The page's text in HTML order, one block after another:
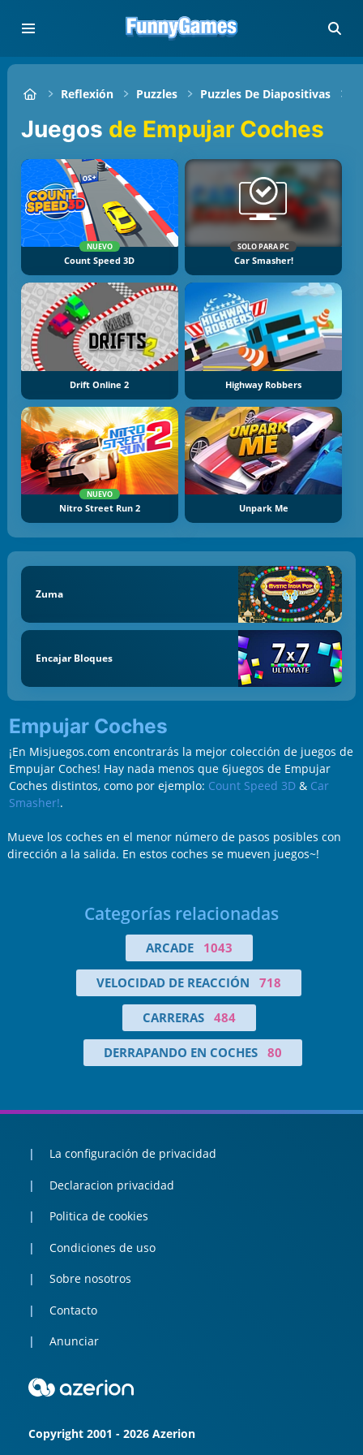
Reflexión Puzzles Puzzles De Diapositivas
Juegos de Empujar Coches
NUEVO
Count Speed 3D
SOLO PARA PC
Car Smasher!
Drift Online 2 Highway Robbers
NUEVO
Nitro Street Run 2 Unpark Me
Zuma
Encajar Bloques
Empujar Coches
¡En Misjuegos.com encontrarás la mejor colección de juegos de
Empujar Coches! Hay nada menos que 6juegos de Empujar
Coches distintos, como por ejemplo: Count Speed 3D& Car
Smasher!.
Mueve los coches en el menor número de pasos posibles con
dirección a la salida. En estos coches se mueven juegos~!
Categorías relacionadas
ARCADE 1043
VELOCIDAD DE REACCIÓN 718
CARRERAS 484
DERRAPANDO EN COCHES 80
La configuración de privacidad
Declaracion privacidad
Politica de cookies
Condiciones de uso
Sobre nosotros
Contacto
Anunciar
Copyright 2001 - 2026 Azerion